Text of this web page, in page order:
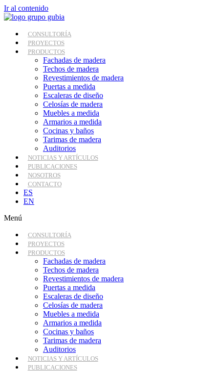
Ir al contenido
CONSULTORÍA
PROYECTOS
PRODUCTOS
Fachadas de madera
Techos de madera
Revestimientos de madera
Puertas a medida
Escaleras de diseño
Celosías de madera
Muebles a medida
Armarios a medida
Cocinas y baños
Tarimas de madera
Auditorios
NOTICIAS Y ARTÍCULOS
PUBLICACIONES
NOSOTROS
CONTACTO
ES
EN
Menú
CONSULTORÍA
PROYECTOS
PRODUCTOS
Fachadas de madera
Techos de madera
Revestimientos de madera
Puertas a medida
Escaleras de diseño
Celosías de madera
Muebles a medida
Armarios a medida
Cocinas y baños
Tarimas de madera
Auditorios
NOTICIAS Y ARTÍCULOS
PUBLICACIONES